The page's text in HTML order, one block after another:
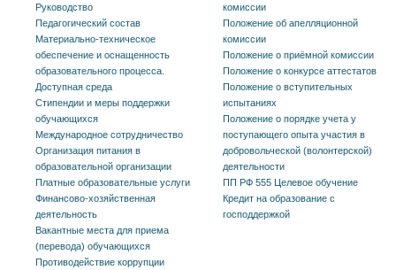
Руководство
Педагогический состав
Материально-техническое
обеспечение и оснащенность
образовательного процесса.
Доступная среда
Стипендии и меры поддержки
обучающихся
Международное сотрудничество
Организация питания в
образовательной организации
Платные образовательные услуги
Финансово-хозяйственная
деятельность
Вакантные места для приема
(перевода) обучающихся
Противодействие коррупции
комиссии
Положение об апелляционной
комиссии
Положение о приёмной комиссии
Положение о конкурсе аттестатов
Положение о вступительных
испытаниях
Положение о порядке учета у
поступающего опыта участия в
добровольческой (волонтерской)
деятельности
ПП РФ 555 Целевое обучение
Кредит на образование с
господдержкой